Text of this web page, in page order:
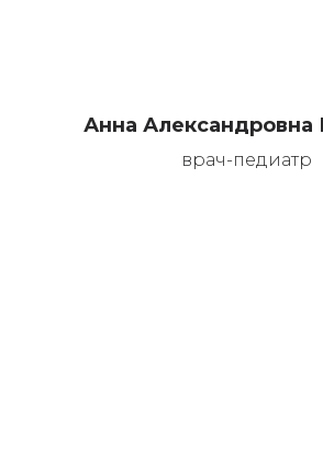
Анна Александровна
врач-педиатр